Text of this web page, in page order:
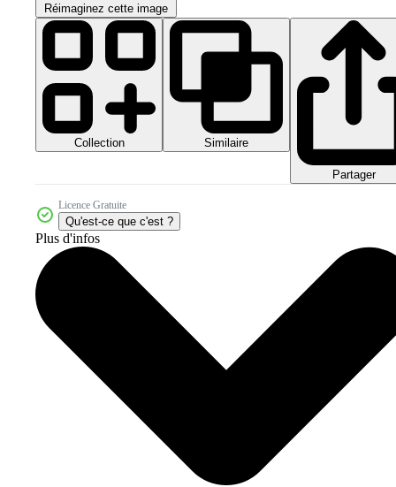
Réimaginez cette image
Collection Similaire
Partager
Licence Gratuite
Qu'est-ce que c'est ?
Plus d'infos